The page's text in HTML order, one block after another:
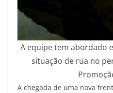
A equipe tem abordado
situação de rua no
A chegada de uma nova